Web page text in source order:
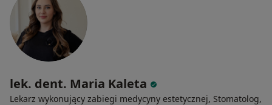
lek. dent. Maria Kaleta
Lekarz wykonujący zabiegi medycyny estetycznej, Stomatolog,